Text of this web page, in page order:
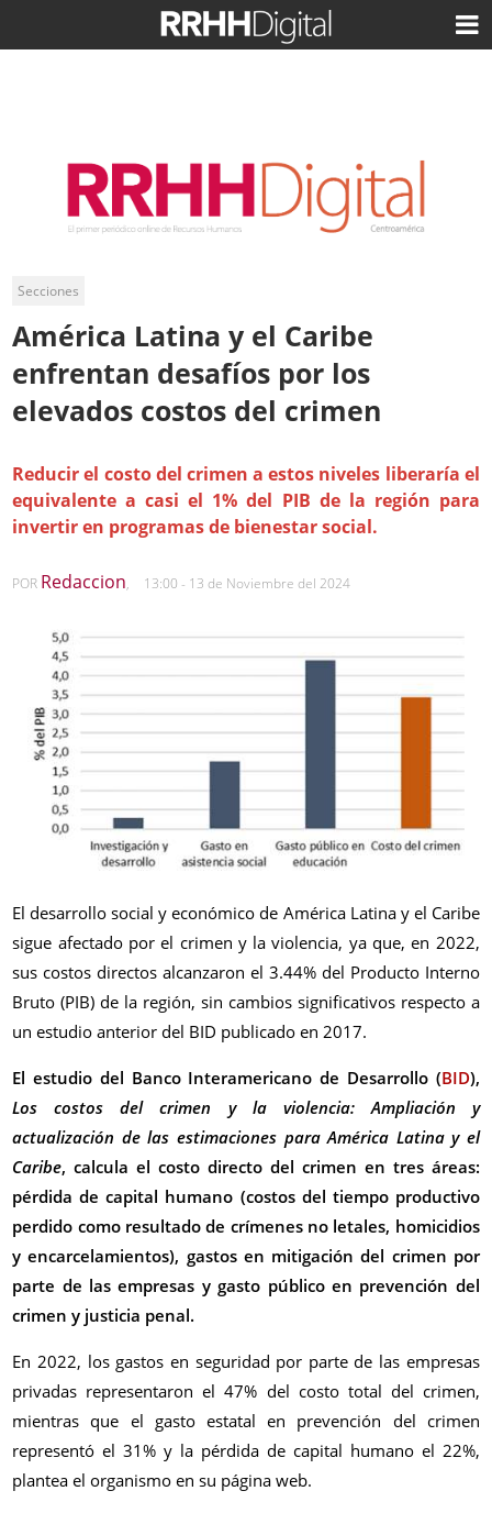
Secciones
América Latina y el Caribe
enfrentan desafíos por los
elevados costos del crimen
Reducir el costo del crimen a estos niveles liberaría el
equivalente a casi el 1% del PIB de la región para
invertir en programas de bienestar social.
POR Redaccion, 13:00 - 13 de Noviembre del 2024
El desarrollo social y económico de América Latina y el Caribe
sigue afectado por el crimen y la violencia, ya que, en 2022,
sus costos directos alcanzaron el 3.44% del Producto Interno
Bruto (PIB) de la región, sin cambios significativos respecto a
un estudio anterior del BID publicado en 2017.
El estudio del Banco Interamericano de Desarrollo (BID),
Los costos del crimen y la violencia: Ampliación y
actualización de las estimaciones para América Latina y el
Caribe, calcula el costo directo del crimen en tres áreas:
pérdida de capital humano (costos del tiempo productivo
perdido como resultado de crímenes no letales, homicidios
y encarcelamientos), gastos en mitigación del crimen por
parte de las empresas y gasto público en prevención del
crimen y justicia penal.
En 2022, los gastos en seguridad por parte de las empresas
privadas representaron el 47% del costo total del crimen,
mientras que el gasto estatal en prevención del crimen
representó el 31% y la pérdida de capital humano el 22%,
plantea el organismo en su página web.